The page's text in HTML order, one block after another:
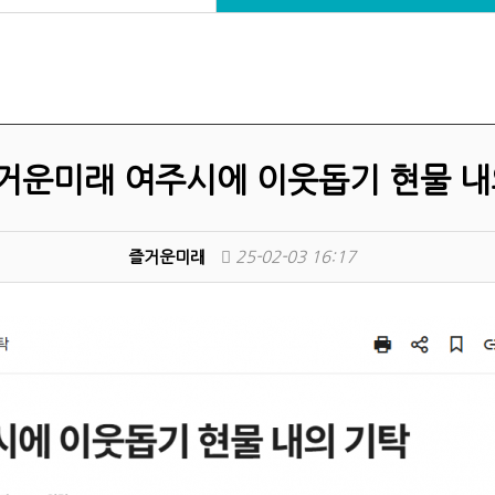
운미래 여주시에 이웃돕기 현물
즐거운미래 25-02-03 16:17